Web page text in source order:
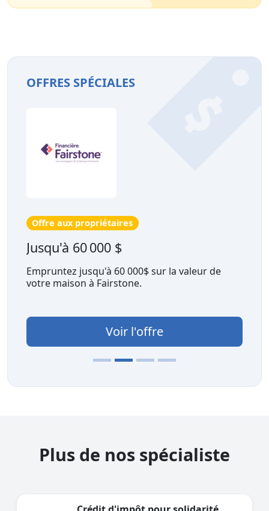
OFFRES SPÉCIALES
Offre aux propriétaires
Jusqu'à 60 000 $
Empruntez jusqu'à 60 000$ sur la valeur de
votre maison à Fairstone.
Voir l'offre
Plus de nos spécialiste